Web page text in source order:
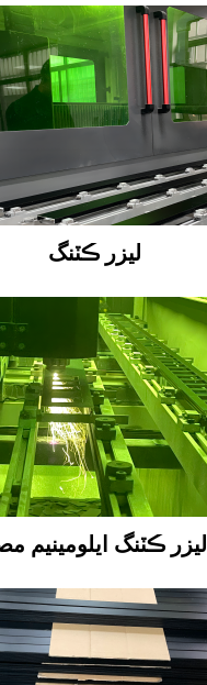
ليزر ڪٽنگ
ليزر ڪٽنگ ايلومينيم